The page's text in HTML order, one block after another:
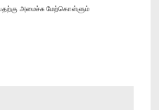
அமைச்சு மேற்கொள்ளும்